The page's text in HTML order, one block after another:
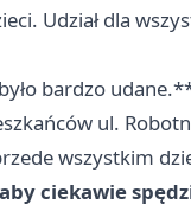
Udział dla
bardzo
ul.
wszystkim
ciekawie